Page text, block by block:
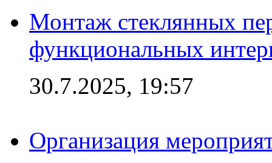
Монтаж стеклянных
функциональных
30.7.2025, 19:57
Организация